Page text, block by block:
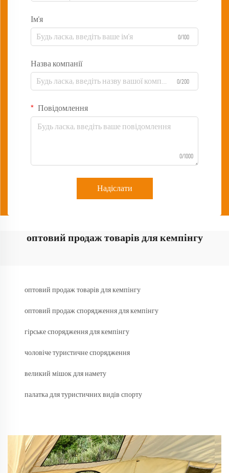
Ім'я
0/100
Назва компанії
0/200
Повідомлення
0/1000
Надіслати
оптовий продаж товарів для кемпінгу
оптовий продаж товарів для кемпінгу
оптовий продаж спорядження для кемпінгу
гірське спорядження для кемпінгу
чоловіче туристичне спорядження
великий мішок для намету
палатка для туристичних видів спорту